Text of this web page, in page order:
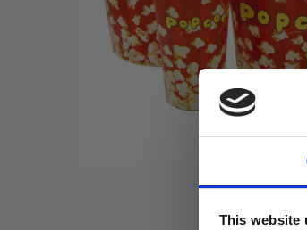
This website